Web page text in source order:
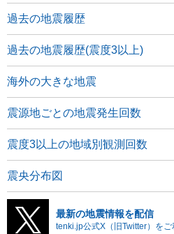
過去の地震履歴
過去の地震履歴(震度3以上)
海外の大きな地震
震源地ごとの地震発生回数
震度3以上の地域別観測回数
震央分布図
最新の地震情報を配信
tenki.jp公式X（旧Twitter）をご